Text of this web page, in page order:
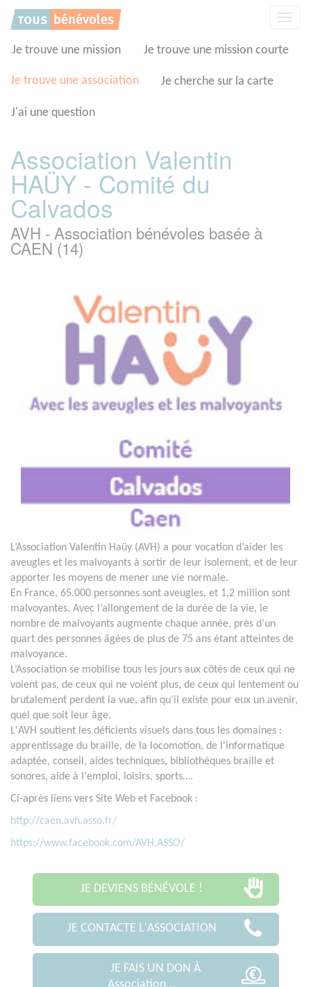
Je trouve une mission Je trouve une mission courte
Je trouve une association Je cherche sur la carte
J'ai une question
Association Valentin
HAÜY - Comité du
Calvados
AVH - Association bénévoles basée à
CAEN (14)
L’Association Valentin Haüy (AVH) a pour vocation d’aider les
aveugles et les malvoyants à sortir de leur isolement, et de leur
apporter les moyens de mener une vie normale.
En France, 65.000 personnes sont aveugles, et 1,2 million sont
malvoyantes. Avec l’allongement de la durée de la vie, le
nombre de malvoyants augmente chaque année, près d’un
quart des personnes âgées de plus de 75 ans étant atteintes de
malvoyance.
L’Association se mobilise tous les jours aux côtés de ceux qui ne
voient pas, de ceux qui ne voient plus, de ceux qui lentement ou
brutalement perdent la vue, afin qu’il existe pour eux un avenir,
quel que soit leur âge.
L'AVH soutient les déficients visuels dans tous les domaines :
apprentissage du braille, de la locomotion, de l'informatique
adaptée, conseil, aides techniques, bibliothèques braille et
sonores, aide à l'emploi, loisirs, sports….
Ci-après liens vers Site Web et Facebook :
http://caen.avh.asso.fr/
https://www.facebook.com/AVH.ASSO/
JE DEVIENS BÉNÉVOLE !
JE CONTACTE L'ASSOCIATION
JE FAIS UN DON À
Panneau de gestion des cookies